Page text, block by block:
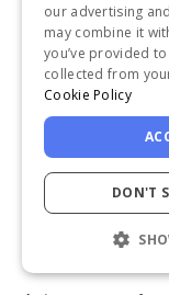
Es una forma
adherencia al
puntuación de
directamente
adherencia.
excepcional
compromiso,
los usuarios.
our advertising
may combine it
you’ve provided
collected from
Cookie Policy
DON'T